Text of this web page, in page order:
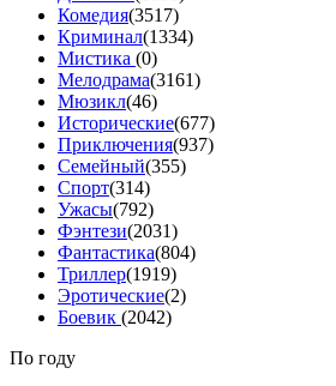
Комедия(3517)
Криминал(1334)
Мистика (0)
Мелодрама(3161)
Мюзикл(46)
Исторические(677)
Приключения(937)
Семейный(355)
Спорт(314)
Ужасы(792)
Фэнтези(2031)
Фантастика(804)
Триллер(1919)
Эротические(2)
Боевик (2042)
По году